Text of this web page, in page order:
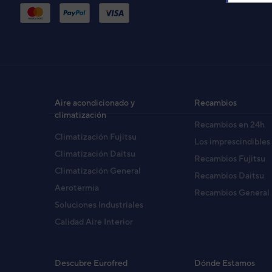
Ref.
Aire acondicionado y
climatización
Climatización Fujitsu
Climatización Daitsu
Climatización General
Aerotermia
Soluciones Industriales
Calidad Aire Interior
Recambios
Recambios en 24h
Los imprescindibles
Recambios Fujitsu
Recambios Daitsu
Recambios General
Descubre Eurofred
Dónde Estamos